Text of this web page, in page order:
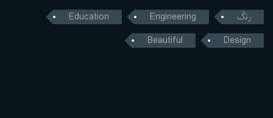
رنگ Engineering
Education
Design
Beautiful